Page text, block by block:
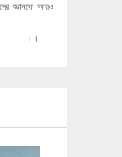
জ্ঞানকে আরও